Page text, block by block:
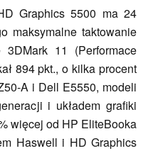
Graphics 5500 ma 24
maksymalne taktowanie
11 (Performace
894 pkt., o kilka procent
A i Dell E5550, modeli
i układem grafiki
więcej od HP EliteBooka
Haswell i HD Graphics